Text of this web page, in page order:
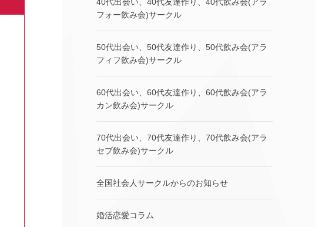
フォー飲み会)サークル
50代出会い、50代友達作り、50代飲み会(アラ
フィフ飲み会)サークル
60代出会い、60代友達作り、60代飲み会(アラ
カン飲み会)サークル
70代出会い、70代友達作り、70代飲み会(アラ
セブ飲み会)サークル
全国社会人サークルからのお知らせ
婚活恋愛コラム